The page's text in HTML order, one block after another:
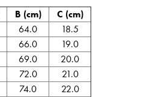
B (cm)
C (cm)
64.0
18.5
66.0
19.0
69.0
20.0
72.0
21.0
74.0
22.0